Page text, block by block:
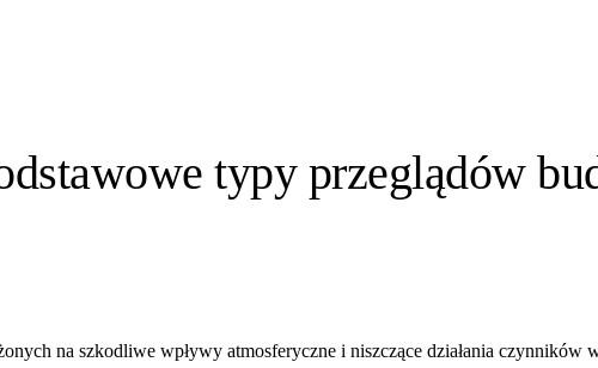
typy przeglądów
na szkodliwe wpływy atmosferyczne i niszczące działania